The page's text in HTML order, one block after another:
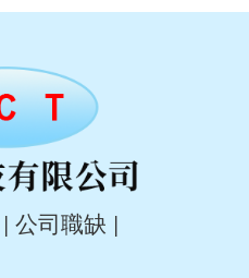
| 公司職缺 |